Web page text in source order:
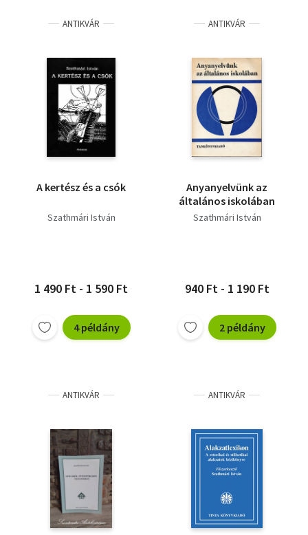
ANTIKVÁR
A kertész és a csók
Szathmári István
1 490 Ft - 1 590 Ft
4 példány
ANTIKVÁR
Anyanyelvünk az
általános iskolában
Szathmári István
940 Ft - 1 190 Ft
2 példány
ANTIKVÁR ANTIKVÁR